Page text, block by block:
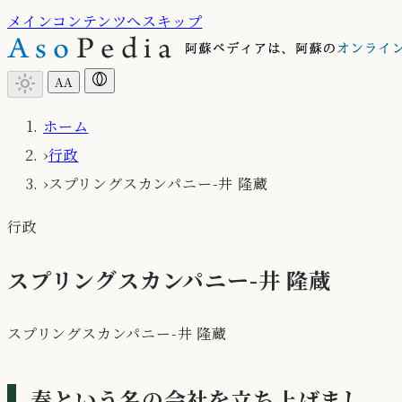
メインコンテンツへスキップ
light_mode AA
ホーム
›行政
›スプリングスカンパニー-井 隆蔵
行政
スプリングスカンパニー-井 隆蔵
スプリングスカンパニー-井 隆蔵